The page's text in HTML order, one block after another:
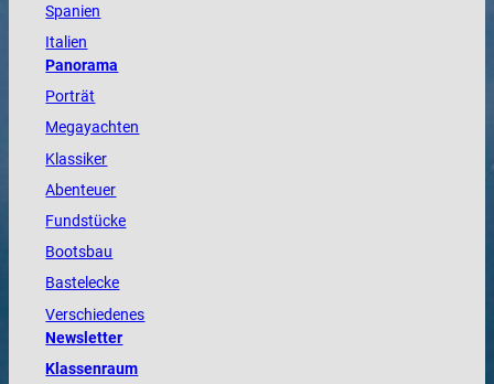
Spanien
Italien
Panorama
Porträt
Megayachten
Klassiker
Abenteuer
Fundstücke
Bootsbau
Bastelecke
Verschiedenes
Newsletter
Klassenraum